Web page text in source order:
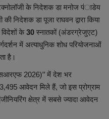
के निदेशक डा मनोज पंाडेय
निदेशक डा पूजा राघवन द्वारा किया
के 30 स्नातकों (अंडरग्रेजुएट)
में अत्याधुनिक शोध परियोजनाओं
है।
2026)’’ में देश भर
3,495 आवेदन मिले हैं, जो इस प्रोग्राम
क्षेत्र में सबसे ज्यादा आवेदन